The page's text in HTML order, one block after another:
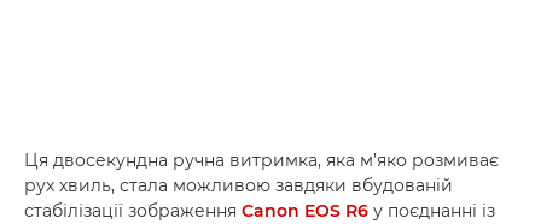
Ця двосекундна ручна витримка, яка м’яко розмиває
рух хвиль, стала можливою завдяки вбудованій
стабілізації зображення Canon EOS R6 у поєднанні із